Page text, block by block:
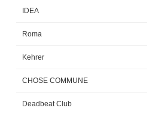
IDEA
Roma
Kehrer
CHOSE COMMUNE
Deadbeat Club